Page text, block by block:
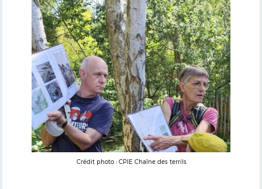
Crédit photo : CPIE Chaîne des terrils